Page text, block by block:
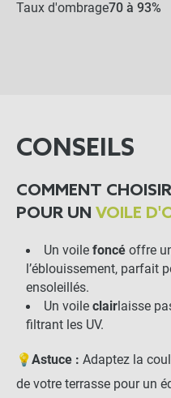
LES
Taux d'ombrage70 à 93%
CONSEILS
COMMENT
POUR UN VOILE
Un voile foncéoffre
l’éblouissement, parfait
ensoleillés.
Un voile clairlaisse
filtrant les UV.
💡Astuce : Adaptez la
de votre terrasse pour un